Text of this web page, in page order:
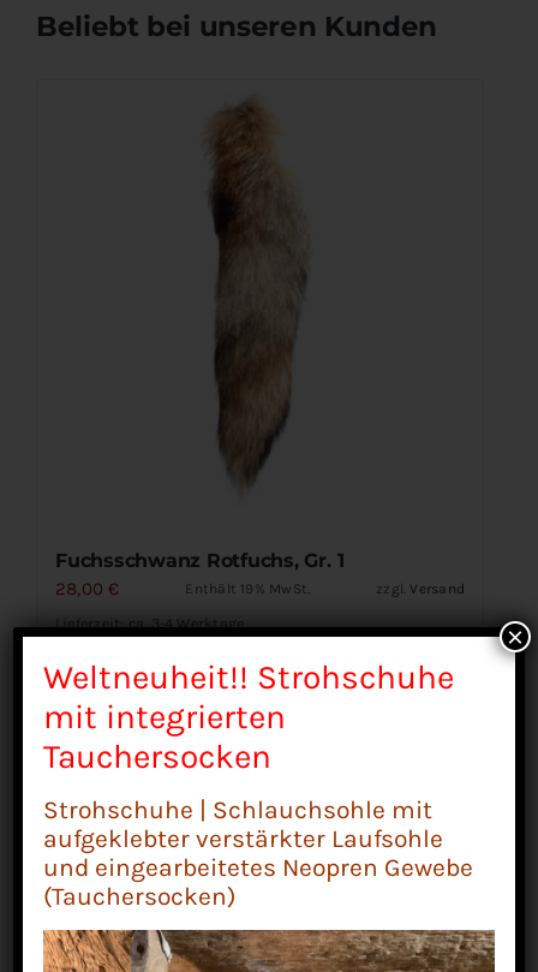
Beliebt bei unseren Kunden
Fuchsschwanz Rotfuchs, Gr. 1
28,00 € Enthält 19% MwSt. zzgl. Versand
Lieferzeit: ca. 3-4 Werktage
In den Warenkorb
Weltneuheit!! Strohschuhe
mit integrierten
Tauchersocken
Strohschuhe | Schlauchsohle mit
aufgeklebter verstärkter Laufsohle
und eingearbeitetes Neopren Gewebe
(Tauchersocken)
×